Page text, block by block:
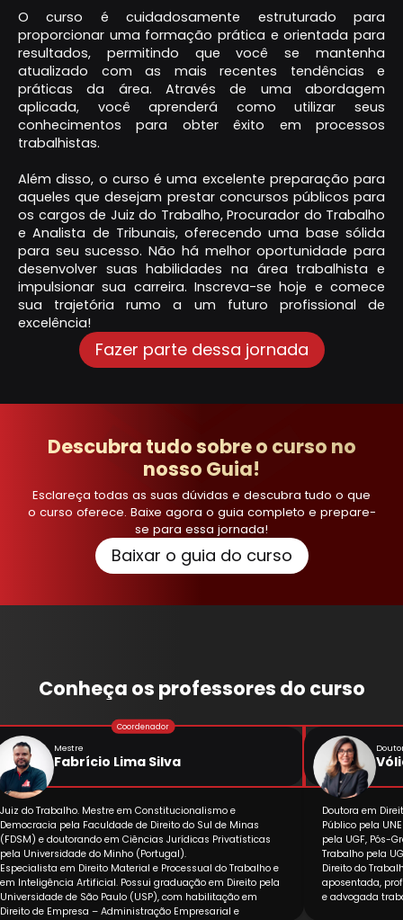
O curso é cuidadosamente estruturado para
proporcionar uma formação prática e orientada para
resultados, permitindo que você se mantenha
atualizado com as mais recentes tendências e
práticas da área. Através de uma abordagem
aplicada, você aprenderá como utilizar seus
conhecimentos para obter êxito em processos
trabalhistas.
Além disso, o curso é uma excelente preparação para
aqueles que desejam prestar concursos públicos para
os cargos de Juiz do Trabalho, Procurador do Trabalho
e Analista de Tribunais, oferecendo uma base sólida
para seu sucesso. Não há melhor oportunidade para
desenvolver suas habilidades na área trabalhista e
impulsionar sua carreira. Inscreva-se hoje e comece
sua trajetória rumo a um futuro profissional de
excelência!
Fazer parte dessa jornada
Descubra tudo sobre o curso no
nosso Guia!
Esclareça todas as suas dúvidas e descubra tudo o que
o curso oferece. Baixe agora o guia completo e prepare-
se para essa jornada!
Baixar o guia do curso
Conheça os professores do curso
Mestre
Fabrício Lima Silva
Juiz do Trabalho. Mestre em Constitucionalismo e
Democracia pela Faculdade de Direito do Sul de Minas
(FDSM) e doutorando em Ciências Jurídicas Privatísticas
pela Universidade do Minho (Portugal).
Especialista em Direito Material e Processual do Trabalho e
em Inteligência Artificial. Possui graduação em Direito pela
Universidade de São Paulo (USP), com habilitação em
Direito de Empresa – Administração Empresarial e
Doutora em
Público pela
pela UGF, Pós-
Trabalho pela
Direito do
aposentada,
e advogada